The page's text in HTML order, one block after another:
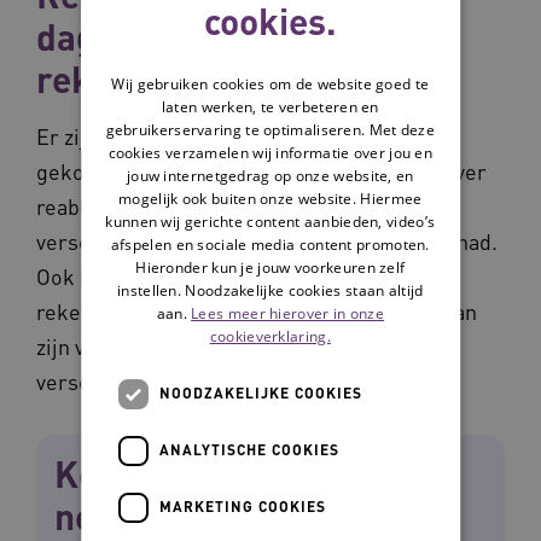
dagbesteding en
rekenmodule
Er zijn al verschillende onderwerpen langs
gekomen. Michelle: ‘We hebben inzichten over
reablement gedeeld en aandacht voor
verschillende onderzoeken en projecten gehad.
Ook hebben we gesproken over de
rekenmodule, wat een handig hulpmiddel kan
zijn voor het verdelen van het tarief over de
verschillende functies bij VPT.’
Kom ook bij het lerend
netwerk langdurende
cookies.
Wij gebruiken cookies om de website goed te
laten werken, te verbeteren en
gebruikerservaring te optimaliseren. Met deze
cookies verzamelen wij informatie over jou en
jouw internetgedrag op onze website, en
mogelijk ook buiten onze website. Hiermee
kunnen wij gerichte content aanbieden, video’s
afspelen en sociale media content promoten.
Hieronder kun je jouw voorkeuren zelf
instellen. Noodzakelijke cookies staan altijd
aan. Lees meer hierover in onze
cookieverklaring.
NOODZAKELIJKE COOKIES
ANALYTISCHE COOKIES
MARKETING COOKIES